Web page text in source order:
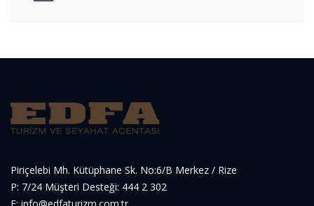
Piriçelebi Mh. Kütüphane Sk. No:6/B Merkez / Rize
P: 7/24 Müşteri Desteği: 444 2 302